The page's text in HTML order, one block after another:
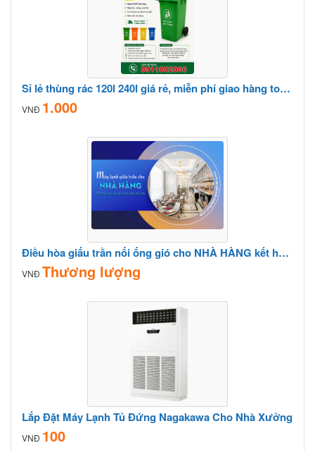
Sỉ lẻ thùng rác 120l 240l giá rẻ, miễn phí giao hàng toàn quốc- lh 0911082000
VNĐ 1.000
Điều hòa giấu trần nối ống gió cho NHÀ HÀNG kết hợp ống gió để phân phối khí đều
VNĐ Thương lượng
Lắp Đặt Máy Lạnh Tủ Đứng Nagakawa Cho Nhà Xưởng
VNĐ 100